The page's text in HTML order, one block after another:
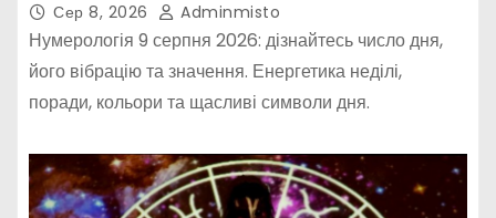
Сер 8, 2026 Adminmisto
Нумерологія 9 серпня 2026: дізнайтесь число дня,
його вібрацію та значення. Енергетика неділі,
поради, кольори та щасливі символи дня.